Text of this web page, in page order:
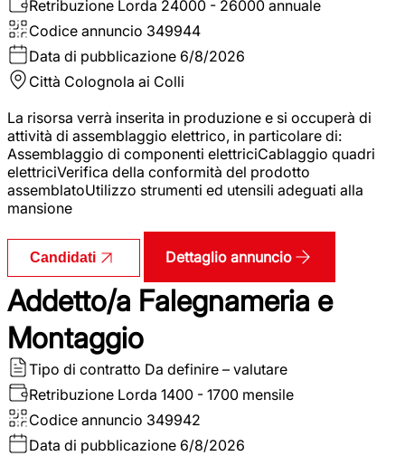
Retribuzione Lorda 24000 - 26000 annuale
Codice annuncio 349944
Data di pubblicazione 6/8/2026
Città Colognola ai Colli
La risorsa verrà inserita in produzione e si occuperà di
attività di assemblaggio elettrico, in particolare di:
Assemblaggio di componenti elettriciCablaggio quadri
elettriciVerifica della conformità del prodotto
assemblatoUtilizzo strumenti ed utensili adeguati alla
mansione
Candidati Dettaglio annuncio
Addetto/a Falegnameria e
Montaggio
Tipo di contratto Da definire – valutare
Retribuzione Lorda 1400 - 1700 mensile
Codice annuncio 349942
Data di pubblicazione 6/8/2026